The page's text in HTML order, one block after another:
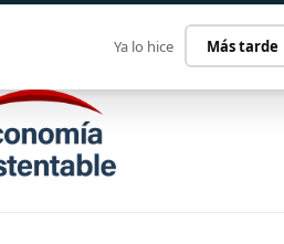
Ya lo hice Más tarde